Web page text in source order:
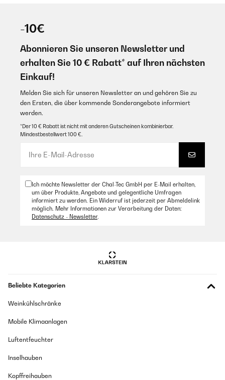
-10€
Abonnieren Sie unseren Newsletter und
erhalten Sie 10 € Rabatt* auf Ihren nächsten
Einkauf!
Melden Sie sich für unseren Newsletter an und gehören Sie zu
den Ersten, die über kommende Sonderangebote informiert
werden.
*Der 10 € Rabatt ist nicht mit anderen Gutscheinen kombinierbar.
Mindestbestellwert 100 €.
Ich möchte Newsletter der Chal-Tec GmbH per E-Mail erhalten,
um über Produkte, Angebote und gelegentliche Umfragen
informiert zu werden. Ein Widerruf ist jederzeit per Abmeldelink
möglich. Mehr Informationen zur Verarbeitung der Daten:
Datenschutz - Newsletter.
Beliebte Kategorien
Weinkühlschränke
Mobile Klimaanlagen
Luftentfeuchter
Inselhauben
Kopffreihauben